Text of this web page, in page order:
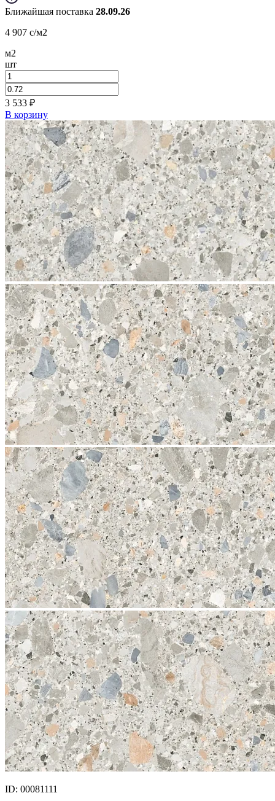
Ближайшая поставка 28.09.26
4 907 c/м2
м2
шт
3 533 ₽
В корзину
ID: 00081111